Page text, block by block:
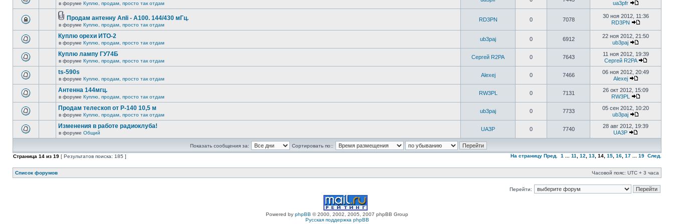
в форуме Куплю, продам, просто так отдам ua3pfr
Продам антенну Anli - A100. 144/430 мГц.
в форуме Куплю, продам, просто так отдам
RD3PN 0 7078
30 ноя 2012, 11:36
RD3PN
Куплю орехи ИТО-2
в форуме Куплю, продам, просто так отдам
ub3paj 0 6912
22 ноя 2012, 21:50
ub3paj
Куплю лампу ГУ74Б
в форуме Куплю, продам, просто так отдам
Сергей R2PA 0 7643
11 ноя 2012, 19:39
Сергей R2PA
ts-590s
в форуме Куплю, продам, просто так отдам
Alexej 0 7466
06 ноя 2012, 20:49
Alexej
Антенна 144мгц.
в форуме Куплю, продам, просто так отдам
RW3PL 0 7131
26 окт 2012, 15:09
RW3PL
Продам телескоп от Р-140 10,5 м
в форуме Куплю, продам, просто так отдам
ub3paj 0 7733
05 сен 2012, 10:20
ub3paj
Изменения в работе радиоклуба!
в форуме Общий
UA3P 0 7740
28 авг 2012, 19:39
UA3P
Показать сообщения за:
Сортировать по::
Страница 14 из 19 [ Результатов поиска: 185 ] На страницу Пред. 1 11 12 13 14 15 16 17 19 След.
Список форумов Часовой пояс: UTC + 3 часа
Перейти:
Powered by phpBB © 2000, 2002, 2005, 2007 phpBB Group
Русская поддержка phpBB